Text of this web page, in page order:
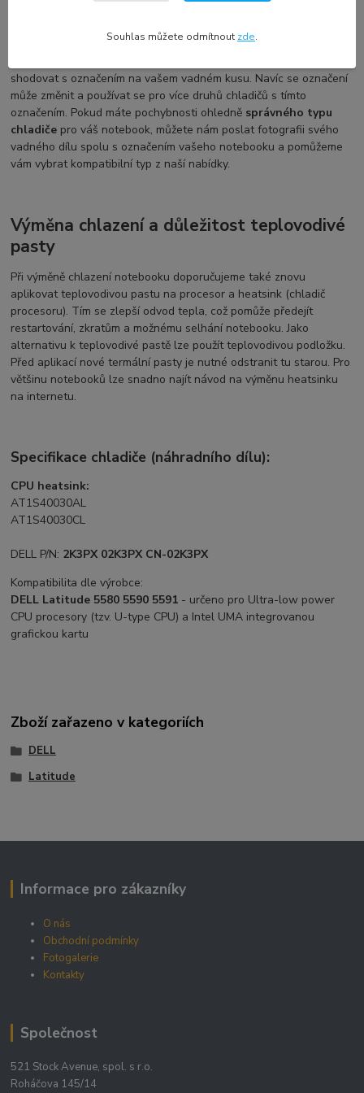
Označení a kompatibilita náhradního dílu
shodovat s označením na vašem vadném kusu. Navíc se označení
může změnit a používat se pro více druhů chladičů s tímto
označením. Pokud máte pochybnosti ohledně správného typu
chladiče pro váš notebook, můžete nám poslat fotografii svého
vadného dílu spolu s označením vašeho notebooku a pomůžeme
vám vybrat kompatibilní typ z naší nabídky.
Výměna chlazení a důležitost teplovodivé
pasty
Při výměně chlazení notebooku doporučujeme také znovu
aplikovat teplovodivou pastu na procesor a heatsink (chladič
procesoru). Tím se zlepší odvod tepla, což pomůže předejít
restartování, zkratům a možnému selhání notebooku. Jako
alternativu k teplovodivé pastě lze použít teplovodivou podložku.
Před aplikací nové termální pasty je nutné odstranit tu starou. Pro
většinu notebooků lze snadno najít návod na výměnu heatsinku
na internetu.
Specifikace chladiče (náhradního dílu):
CPU heatsink:
AT1S40030AL
AT1S40030CL
DELL P/N: 2K3PX 02K3PX CN-02K3PX
Kompatibilita dle výrobce:
DELL Latitude 5580 5590 5591 - určeno pro Ultra-low power
CPU procesory (tzv. U-type CPU) a Intel UMA integrovanou
grafickou kartu
Zboží zařazeno v kategoriích
DELL
Latitude
Informace pro zákazníky
O nás
Obchodní podmínky
Fotogalerie
Kontakty
Společnost
521 Stock Avenue, spol. s r.o.
Roháčova 145/14
Souhlas můžete odmítnout zde.